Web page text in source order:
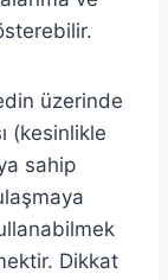
üzerinde
(kesinlikle
sahip
Dikkat